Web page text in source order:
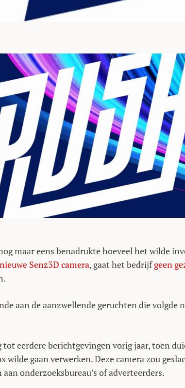
maar eens benadrukte hoeveel het wilde
Senz3D camera, gaat het bedrijfgeen
aan de aanzwellende geruchten die volgde
eerdere berichtgevingen vorig jaar, toen
wilde gaan verwerken. Deze camera zou
onderzoeksbureau’s of adverteerders.